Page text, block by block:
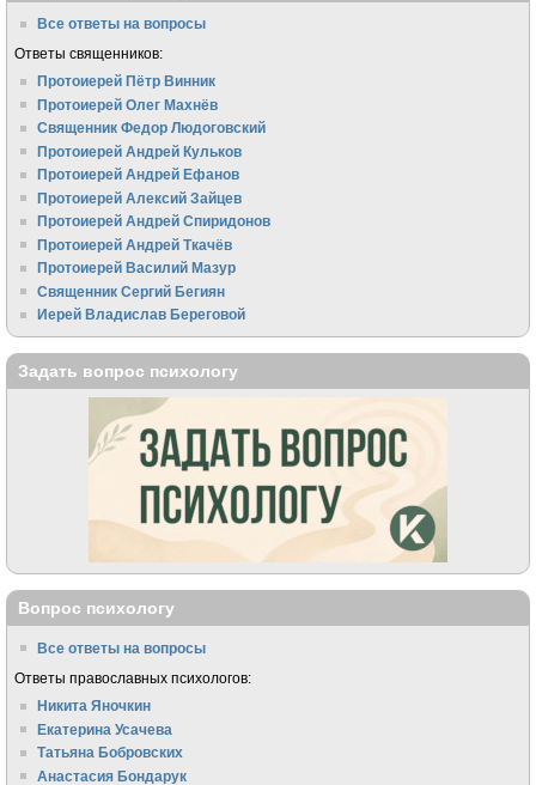
Все ответы на вопросы
Ответы священников:
Протоиерей Пётр Винник
Протоиерей Олег Махнёв
Священник Федор Людоговский
Протоиерей Андрей Кульков
Протоиерей Андрей Ефанов
Протоиерей Алексий Зайцев
Протоиерей Андрей Спиридонов
Протоиерей Андрей Ткачёв
Протоиерей Василий Мазур
Священник Сергий Бегиян
Иерей Владислав Береговой
Задать вопрос психологу
Вопрос психологу
Все ответы на вопросы
Ответы православных психологов:
Никита Яночкин
Екатерина Усачева
Татьяна Бобровских
Анастасия Бондарук